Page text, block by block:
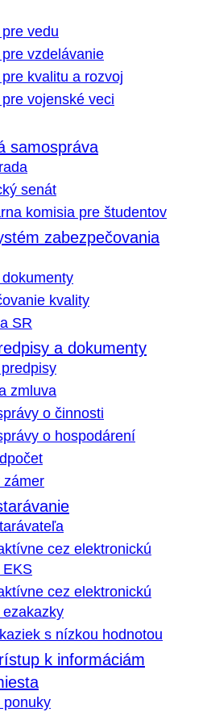
vedu
vzdelávanie
kvalitu a rozvoj
vojenské veci
samospráva
senát
komisia pre študentov
zabezpečovania
kvality
SR
a dokumenty
zmluva
o činnosti
o hospodárení
zámer
cez elektronickú
EKS
cez elektronickú
s nízkou hodnotou
k informáciám
ponuky